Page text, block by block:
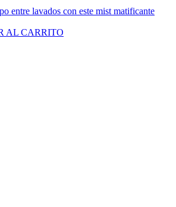
entre lavados con este mist matificante
AL CARRITO